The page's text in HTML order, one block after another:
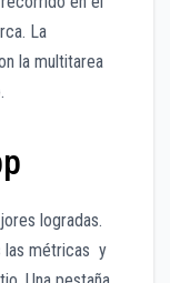
La
la multitarea
logradas.
las métricas y